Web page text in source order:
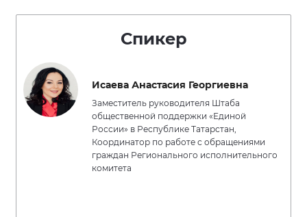
Спикер
Исаева Анастасия Георгиевна
Заместитель руководителя Штаба
общественной поддержки «Единой
России» в Республике Татарстан,
Координатор по работе с обращениями
граждан Регионального исполнительного
комитета